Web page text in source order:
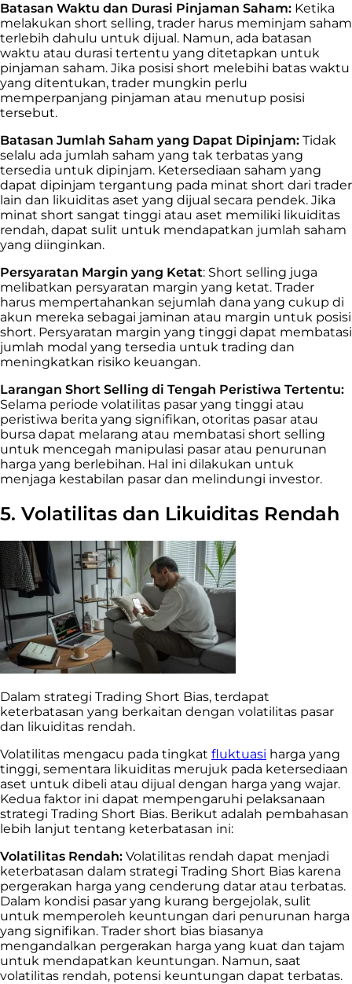
Batasan Waktu dan Durasi Pinjaman Saham: Ketika
melakukan short selling, trader harus meminjam saham
terlebih dahulu untuk dijual. Namun, ada batasan
waktu atau durasi tertentu yang ditetapkan untuk
pinjaman saham. Jika posisi short melebihi batas waktu
yang ditentukan, trader mungkin perlu
memperpanjang pinjaman atau menutup posisi
tersebut.
Batasan Jumlah Saham yang Dapat Dipinjam: Tidak
selalu ada jumlah saham yang tak terbatas yang
tersedia untuk dipinjam. Ketersediaan saham yang
dapat dipinjam tergantung pada minat short dari trader
lain dan likuiditas aset yang dijual secara pendek. Jika
minat short sangat tinggi atau aset memiliki likuiditas
rendah, dapat sulit untuk mendapatkan jumlah saham
yang diinginkan.
Persyaratan Margin yang Ketat: Short selling juga
melibatkan persyaratan margin yang ketat. Trader
harus mempertahankan sejumlah dana yang cukup di
akun mereka sebagai jaminan atau margin untuk posisi
short. Persyaratan margin yang tinggi dapat membatasi
jumlah modal yang tersedia untuk trading dan
meningkatkan risiko keuangan.
Larangan Short Selling di Tengah Peristiwa Tertentu:
Selama periode volatilitas pasar yang tinggi atau
peristiwa berita yang signifikan, otoritas pasar atau
bursa dapat melarang atau membatasi short selling
untuk mencegah manipulasi pasar atau penurunan
harga yang berlebihan. Hal ini dilakukan untuk
menjaga kestabilan pasar dan melindungi investor.
5. Volatilitas dan Likuiditas Rendah
Dalam strategi Trading Short Bias, terdapat
keterbatasan yang berkaitan dengan volatilitas pasar
dan likuiditas rendah.
Volatilitas mengacu pada tingkat fluktuasi harga yang
tinggi, sementara likuiditas merujuk pada ketersediaan
aset untuk dibeli atau dijual dengan harga yang wajar.
Kedua faktor ini dapat mempengaruhi pelaksanaan
strategi Trading Short Bias. Berikut adalah pembahasan
lebih lanjut tentang keterbatasan ini:
Volatilitas Rendah: Volatilitas rendah dapat menjadi
keterbatasan dalam strategi Trading Short Bias karena
pergerakan harga yang cenderung datar atau terbatas.
Dalam kondisi pasar yang kurang bergejolak, sulit
untuk memperoleh keuntungan dari penurunan harga
yang signifikan. Trader short bias biasanya
mengandalkan pergerakan harga yang kuat dan tajam
untuk mendapatkan keuntungan. Namun, saat
volatilitas rendah, potensi keuntungan dapat terbatas.